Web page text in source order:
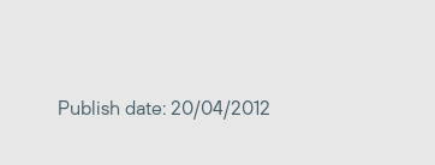
Publish date: 20/04/2012